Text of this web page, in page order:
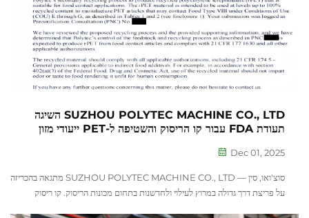
SUZHOU POLYTEC MACHINE CO., LTD השיגה
תעודת FDA עבור קו הריסוק והשטיפה ל-PET ייעודי מזון
Dec 01, 2025
סוצ'ואו, סין — SUZHOU POLYTEC MACHINE CO., LTD מתגאה בהכריזה
על פריצת דרך גדולה במרוץ לעילוי ולחדשנות בתחום מכונות הריסוק. קו ריסוק